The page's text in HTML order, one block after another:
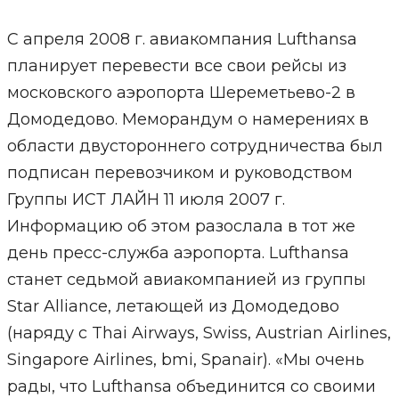
С апреля 2008 г. авиакомпания Lufthansa
планирует перевести все свои рейсы из
московского аэропорта Шереметьево-2 в
Домодедово. Меморандум о намерениях в
области двустороннего сотрудничества был
подписан перевозчиком и руководством
Группы ИСТ ЛАЙН 11 июля 2007 г.
Информацию об этом разослала в тот же
день пресс-служба аэропорта. Lufthansa
станет седьмой авиакомпанией из группы
Star Alliance, летающей из Домодедово
(наряду с Thai Airways, Swiss, Austrian Airlines,
Singapore Airlines, bmi, Spanair). «Мы очень
рады, что Lufthansa объединится со своими